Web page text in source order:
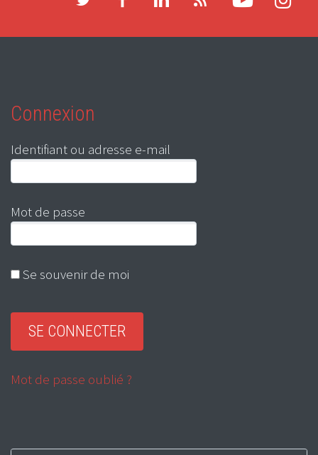
Connexion
Identifiant ou adresse e-mail
Mot de passe
Se souvenir de moi
Mot de passe oublié ?